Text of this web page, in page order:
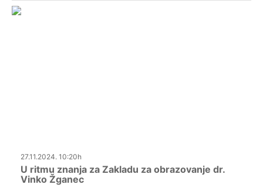
27.11.2024. 10:20h
U ritmu znanja za Zakladu za obrazovanje dr.
Vinko Žganec